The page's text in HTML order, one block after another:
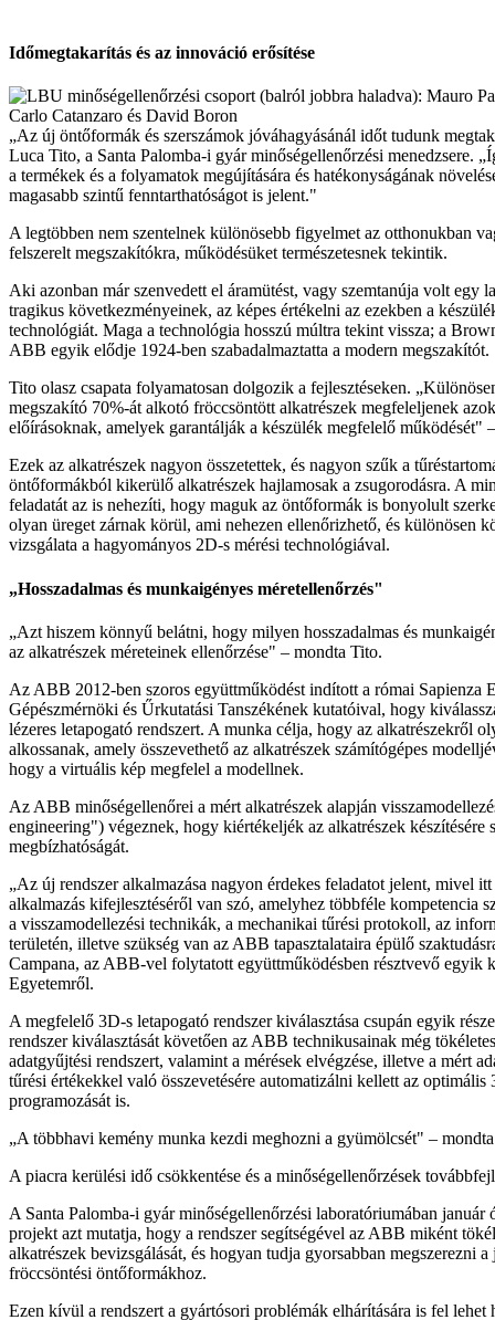
Időmegtakarítás és az innováció erősítése
„Az új öntőformák és szerszámok jóváhagyásánál időt tudunk
Luca Tito, a Santa Palomba-i gyár minőségellenőrzési menedzsere.
a termékek és a folyamatok megújítására és hatékonyságának
magasabb szintű fenntarthatóságot is jelent."
A legtöbben nem szentelnek különösebb figyelmet az otthonukban
felszerelt megszakítókra, működésüket természetesnek tekintik.
Aki azonban már szenvedett el áramütést, vagy szemtanúja volt egy
tragikus következményeinek, az képes értékelni az ezekben a
technológiát. Maga a technológia hosszú múltra tekint vissza; a
ABB egyik elődje 1924-ben szabadalmaztatta a modern megszakítót.
Tito olasz csapata folyamatosan dolgozik a fejlesztéseken.
megszakító 70%-át alkotó fröccsöntött alkatrészek megfeleljenek
előírásoknak, amelyek garantálják a készülék megfelelő működését"
Ezek az alkatrészek nagyon összetettek, és nagyon szűk a
öntőformákból kikerülő alkatrészek hajlamosak a zsugorodásra. A
feladatát az is nehezíti, hogy maguk az öntőformák is bonyolult
olyan üreget zárnak körül, ami nehezen ellenőrizhető, és különösen
vizsgálata a hagyományos 2D-s mérési technológiával.
„Hosszadalmas és munkaigényes méretellenőrzés"
„Azt hiszem könnyű belátni, hogy milyen hosszadalmas és
az alkatrészek méreteinek ellenőrzése" – mondta Tito.
Az ABB 2012-ben szoros együttműködést indított a római Sapienza
Gépészmérnöki és Űrkutatási Tanszékének kutatóival, hogy
lézeres letapogató rendszert. A munka célja, hogy az alkatrészekről
alkossanak, amely összevethető az alkatrészek számítógépes
hogy a virtuális kép megfelel a modellnek.
Az ABB minőségellenőrei a mért alkatrészek alapján
engineering") végeznek, hogy kiértékeljék az alkatrészek készítésére
megbízhatóságát.
„Az új rendszer alkalmazása nagyon érdekes feladatot jelent, mivel
alkalmazás kifejlesztéséről van szó, amelyhez többféle kompetencia
a visszamodellezési technikák, a mechanikai tűrési protokoll, az
területén, illetve szükség van az ABB tapasztalataira épülő
Campana, az ABB-vel folytatott együttműködésben résztvevő egyik
Egyetemről.
A megfelelő 3D-s letapogató rendszer kiválasztása csupán egyik
rendszer kiválasztását követően az ABB technikusainak még
adatgyűjtési rendszert, valamint a mérések elvégzése, illetve a mért
tűrési értékekkel való összevetésére automatizálni kellett az optimális
programozását is.
„A többhavi kemény munka kezdi meghozni a gyümölcsét" –
A piacra kerülési idő csökkentése és a minőségellenőrzések
A Santa Palomba-i gyár minőségellenőrzési laboratóriumában január
projekt azt mutatja, hogy a rendszer segítségével az ABB miként
alkatrészek bevizsgálását, és hogyan tudja gyorsabban megszerezni
fröccsöntési öntőformákhoz.
Ezen kívül a rendszert a gyártósori problémák elhárítására is fel lehet